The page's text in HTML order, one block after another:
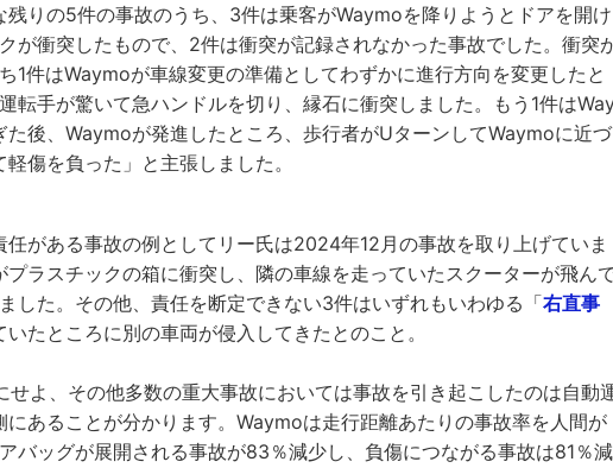
りの5件の事故のうち、3件は乗客がWaymoを降りようとドアを開け
が衝突したもので、2件は衝突が記録されなかった事故でした。衝突
1件はWaymoが車線変更の準備としてわずかに進行方向を変更したと
転手が驚いて急ハンドルを切り、縁石に衝突しました。もう1件は
後、Waymoが発進したところ、歩行者がUターンしてWaymoに近づ
傷を負った」と主張しました。
がある事故の例としてリー氏は2024年12月の事故を取り上げていま
ラスチックの箱に衝突し、隣の車線を走っていたスクーターが飛ん
した。その他、責任を断定できない3件はいずれもいわゆる「右直事
たところに別の車両が侵入してきたとのこと。
せよ、その他多数の重大事故においては事故を引き起こしたのは自動
あることが分かります。Waymoは走行距離あたりの事故率を人間が
バッグが展開される事故が83％減少し、負傷につながる事故は81％減